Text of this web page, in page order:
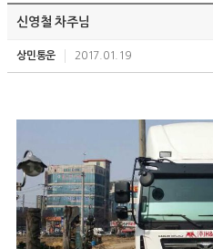
신영철 차주님
상민통운 2017.01.19